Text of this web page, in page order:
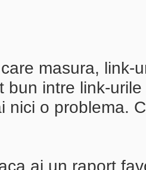
masura, link-
bun intre link-
nici o problema.
ai un raport